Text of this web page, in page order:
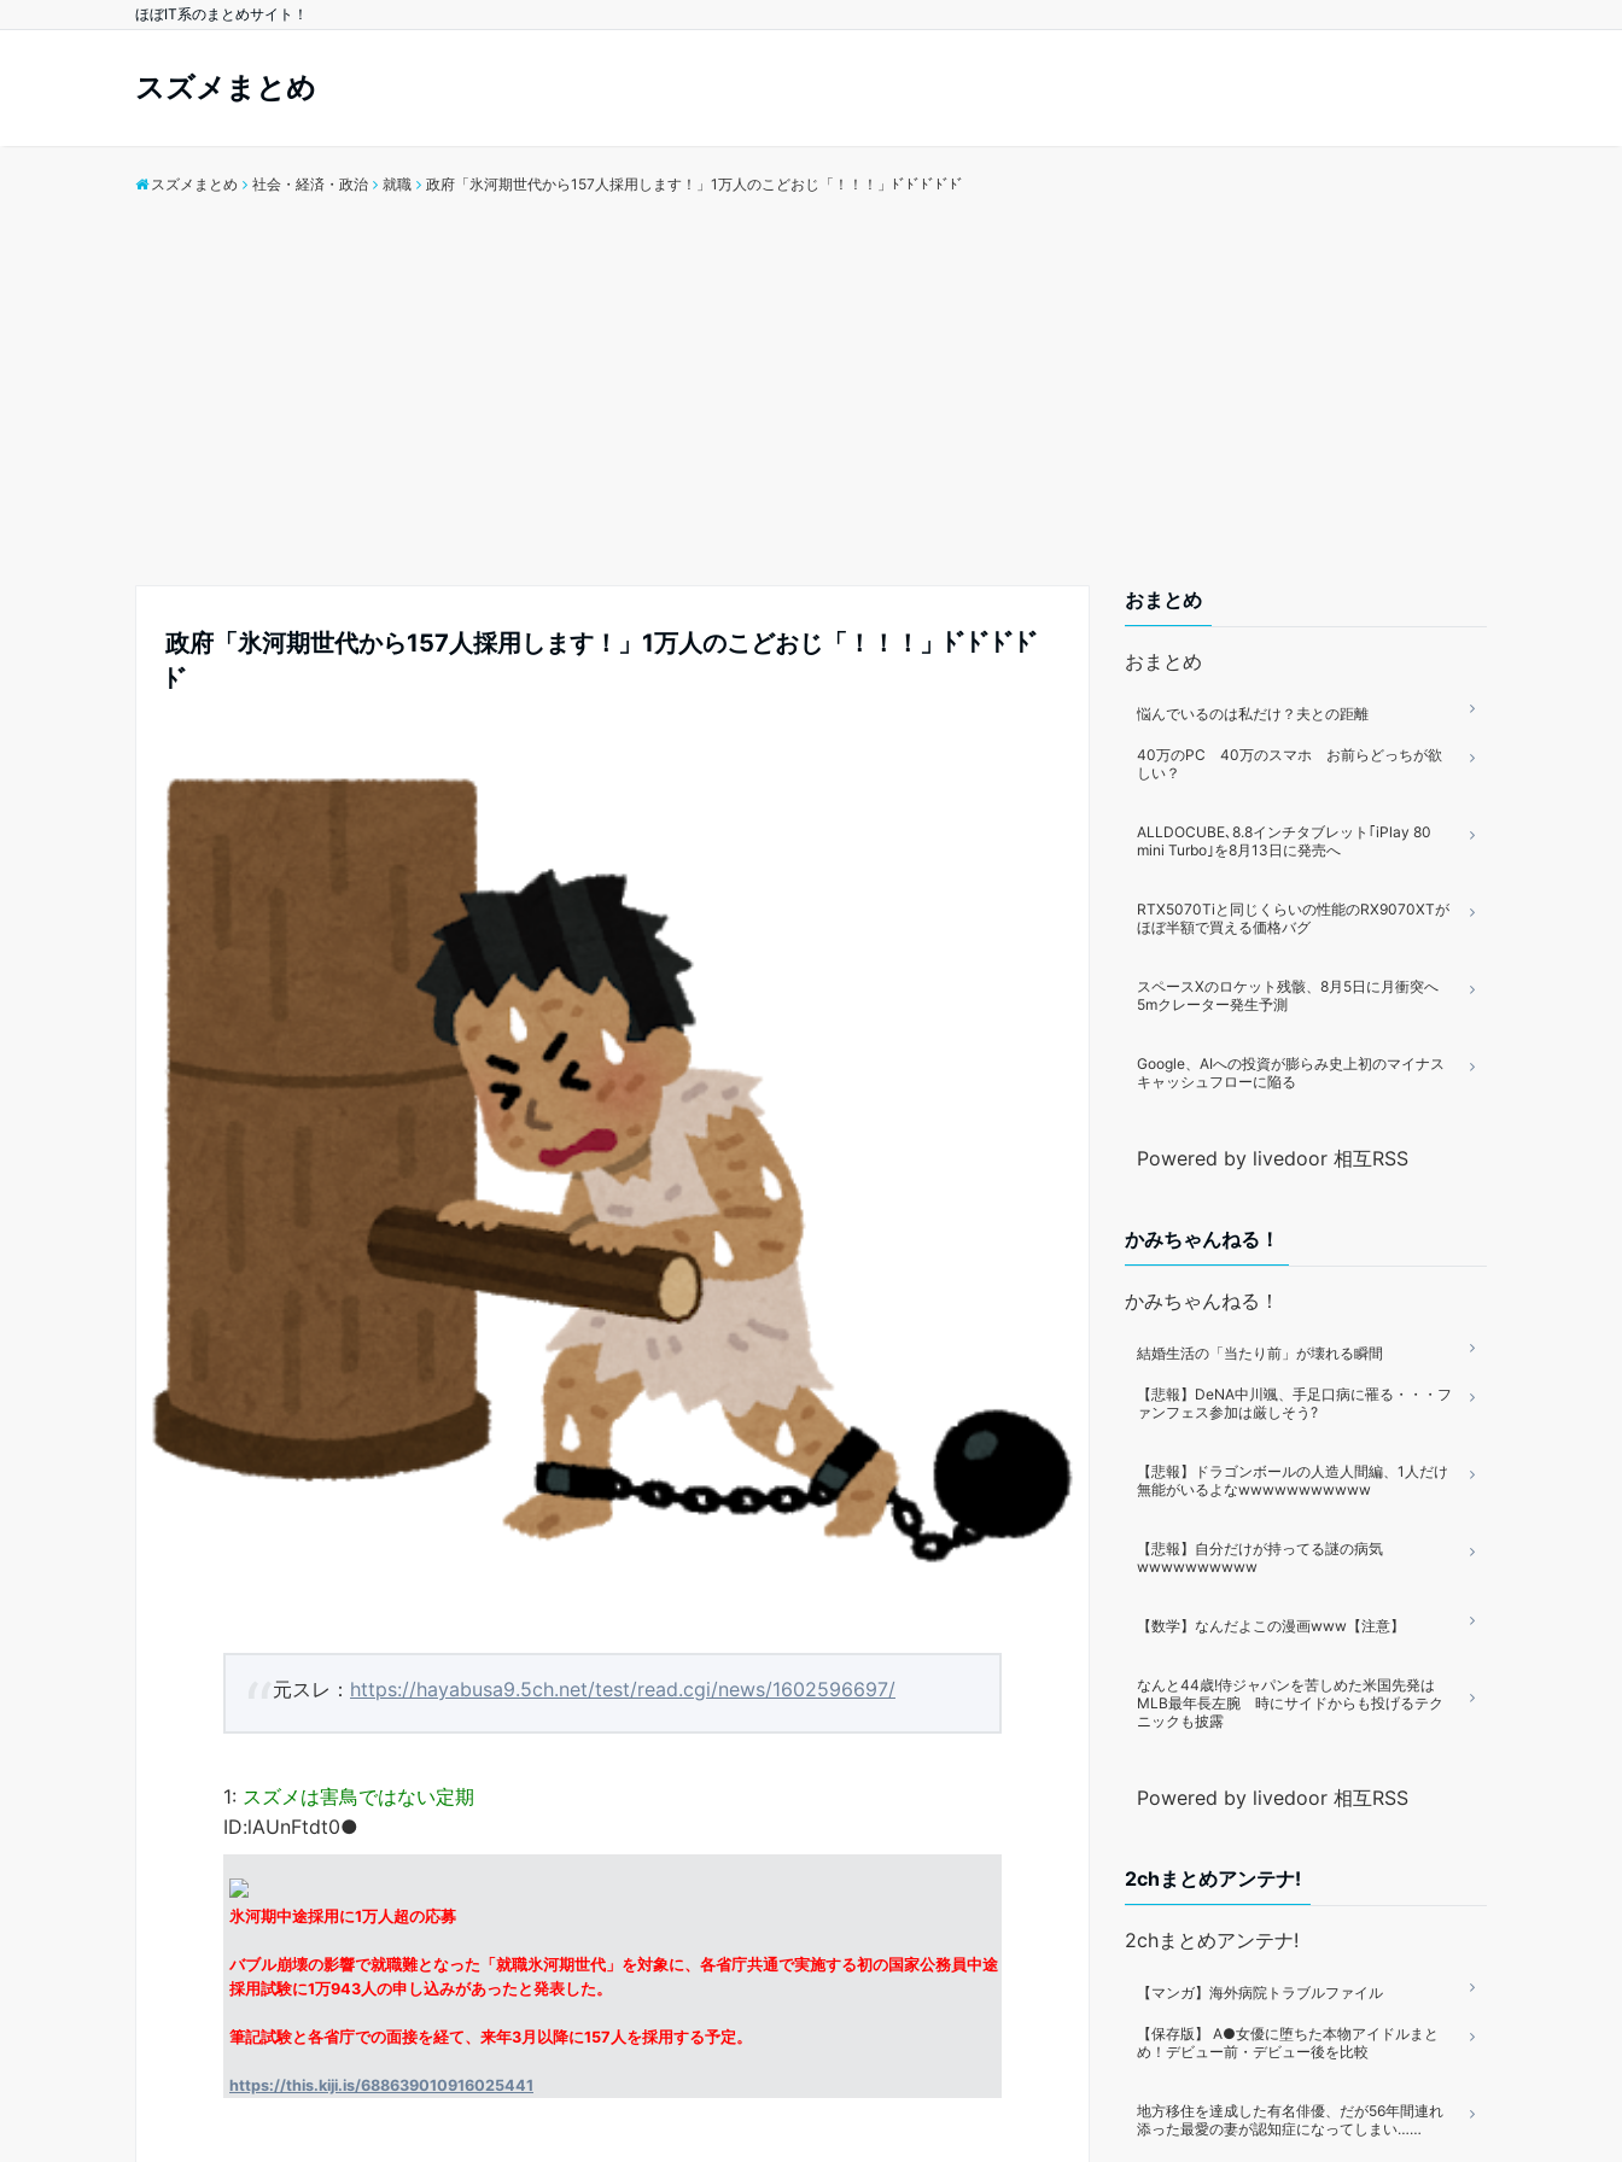
ほぼIT系のまとめサイト！
スズメまとめ
スズメまとめ 社会・経済・政治 就職 政府「氷河期世代から157人採用します！」1万人のこどおじ「！！！」ﾄﾞﾄﾞﾄﾞﾄﾞﾄﾞ
政府「氷河期世代から157人採用します！」1万人のこどおじ「！！！」ﾄﾞﾄﾞﾄﾞﾄﾞ
ﾄﾞ
元スレ： https://hayabusa9.5ch.net/test/read.cgi/news/1602596697/
1: スズメは害鳥ではない定期
ID:lAUnFtdt0●
氷河期中途採用に1万人超の応募
バブル崩壊の影響で就職難となった「就職氷河期世代」を対象に、各省庁共通で実施する初の国家公務員中途
採用試験に1万943人の申し込みがあったと発表した。
筆記試験と各省庁での面接を経て、来年3月以降に157人を採用する予定。
https://this.kiji.is/688639010916025441
おまとめ
おまとめ
悩んでいるのは私だけ？夫との距離
40万のPC 40万のスマホ お前らどっちが欲
しい？
ALLDOCUBE､8.8インチタブレット｢iPlay 80
mini Turbo｣を8月13日に発売へ
RTX5070Tiと同じくらいの性能のRX9070XTが
ほぼ半額で買える価格バグ
スペースXのロケット残骸、8月5日に月衝突へ
5mクレーター発生予測
Google、AIへの投資が膨らみ史上初のマイナス
キャッシュフローに陥る
Powered by livedoor 相互RSS
かみちゃんねる！
かみちゃんねる！
結婚生活の「当たり前」が壊れる瞬間
【悲報】DeNA中川颯、手足口病に罹る・・・フ
ァンフェス参加は厳しそう?
【悲報】ドラゴンボールの人造人間編、1人だけ
無能がいるよなwwwwwwwwwww
【悲報】自分だけが持ってる謎の病気
wwwwwwwwww
【数学】なんだよこの漫画www【注意】
なんと44歳!侍ジャパンを苦しめた米国先発は
MLB最年長左腕 時にサイドからも投げるテク
ニックも披露
Powered by livedoor 相互RSS
2chまとめアンテナ!
2chまとめアンテナ!
【マンガ】海外病院トラブルファイル
【保存版】 A●女優に堕ちた本物アイドルまと
め！デビュー前・デビュー後を比較
地方移住を達成した有名俳優、だが56年間連れ
添った最愛の妻が認知症になってしまい……